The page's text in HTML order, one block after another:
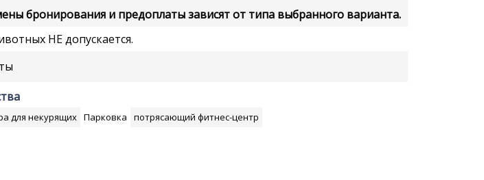
бронирования и предоплаты зависят от типа выбранного варианта.
НЕ допускается.
для некурящих Парковка потрясающий фитнес-центр